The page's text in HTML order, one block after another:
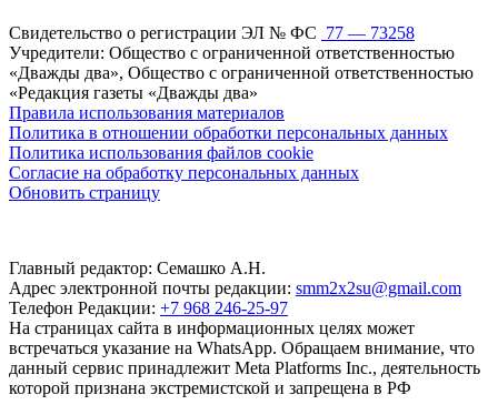
Свидетельство о регистрации ЭЛ № ФС 77 — 73258
Учредители: Общество с ограниченной ответственностью
«Дважды два», Общество с ограниченной ответственностью
«Редакция газеты «Дважды два»
Правила использования материалов
Политика в отношении обработки персональных данных
Политика использования файлов cookie
Согласие на обработку персональных данных
Обновить страницу
Главный редактор: Семашко А.Н.
Адрес электронной почты редакции: smm2x2su@gmail.com
Телефон Редакции: +7 968 246-25-97
На страницах сайта в информационных целях может
встречаться указание на WhatsApp. Обращаем внимание, что
данный сервис принадлежит Meta Platforms Inc., деятельность
которой признана экстремистской и запрещена в РФ